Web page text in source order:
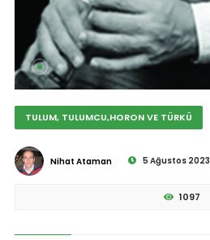
TULUM, TULUMCU,HORON VE TÜRKÜ
Nihat Ataman 5 Ağustos 2023
1097